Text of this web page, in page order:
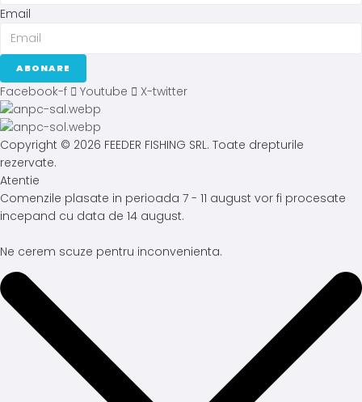
Email
ABONARE
Facebook-f Youtube X-twitter
Copyright © 2026 FEEDER FISHING SRL. Toate drepturile
rezervate.
Atentie
Comenzile plasate in perioada 7 - 11 august vor fi procesate
incepand cu data de 14 august.
Ne cerem scuze pentru inconvenienta.